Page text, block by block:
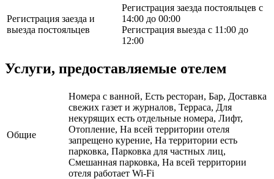
Регистрация заезда и
выезда постояльцев
Регистрация заезда постояльцев с
14:00 до 00:00
Регистрация выезда с 11:00 до
12:00
Услуги, предоставляемые отелем
Общие
Номера с ванной, Есть ресторан, Бар, Доставка
свежих газет и журналов, Терраса, Для
некурящих есть отдельные номера, Лифт,
Отопление, На всей территории отеля
запрещено курение, На территории есть
парковка, Парковка для частных лиц,
Смешанная парковка, На всей территории
отеля работает Wi-Fi